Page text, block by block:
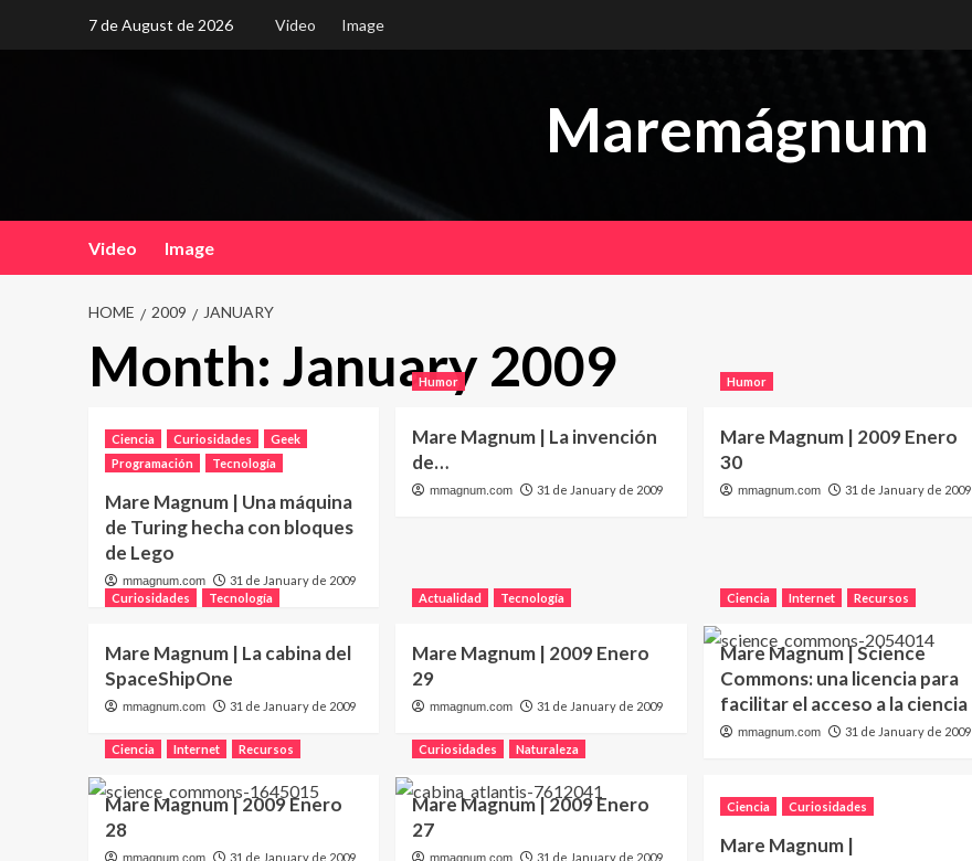
7 de August de 2026 Video Image
Maremágnum
Video Image
HOME 2009 JANUARY
Month: January 2009
Ciencia Curiosidades
Geek
Programación
Tecnología
Mare Magnum | Una máquina
de Turing hecha con bloques
de Lego
mmagnum.com 31 de January de 2009
Humor
Mare Magnum | La invención
de…
mmagnum.com 31 de January de 2009
Humor
Mare Magnum | 2009 Enero
30
mmagnum.com 31 de January de 2009
Curiosidades Tecnología
Mare Magnum | La cabina del
SpaceShipOne
mmagnum.com 31 de January de 2009
Actualidad Tecnología
Mare Magnum | 2009 Enero
29
mmagnum.com 31 de January de 2009
Ciencia Internet Recursos
Mare Magnum | Science
Commons: una licencia para
facilitar el acceso a la ciencia
mmagnum.com
31 de January de 2009
Ciencia
Internet Recursos
Mare Magnum | 2009 Enero
28
mmagnum.com 31 de January de 2009
Curiosidades Naturaleza
Mare Magnum | 2009 Enero
27
mmagnum.com 31 de January de 2009
Ciencia Curiosidades
Mare Magnum |